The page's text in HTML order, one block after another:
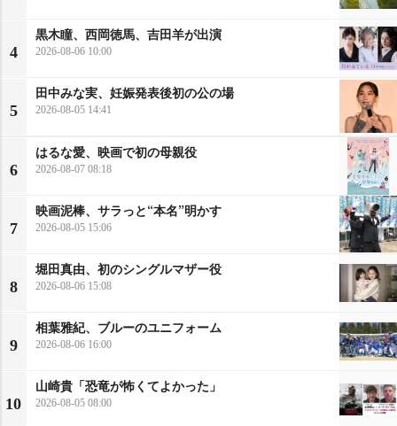
4
黒木瞳、西岡徳馬、吉田羊が出演
2026-08-06 10:00
5
田中みな実、妊娠発表後初の公の場
2026-08-05 14:41
6
はるな愛、映画で初の母親役
2026-08-07 08:18
7
映画泥棒、サラっと“本名”明かす
2026-08-05 15:06
8
堀田真由、初のシングルマザー役
2026-08-06 15:08
9
相葉雅紀、ブルーのユニフォーム
2026-08-06 16:00
10
山崎貴「恐竜が怖くてよかった」
2026-08-05 08:00